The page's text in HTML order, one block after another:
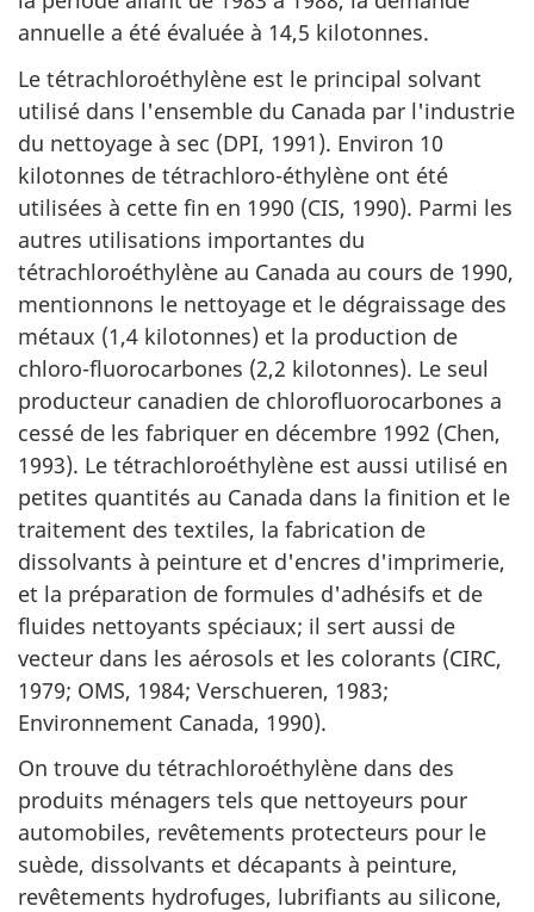
annuelle a été évaluée à 14,5 kilotonnes.
Le tétrachloroéthylène est le principal solvant
utilisé dans l'ensemble du Canada par l'industrie
du nettoyage à sec (DPI, 1991). Environ 10
kilotonnes de tétrachloro-éthylène ont été
utilisées à cette fin en 1990 (CIS, 1990). Parmi les
autres utilisations importantes du
tétrachloroéthylène au Canada au cours de 1990,
mentionnons le nettoyage et le dégraissage des
métaux (1,4 kilotonnes) et la production de
chloro-fluorocarbones (2,2 kilotonnes). Le seul
producteur canadien de chlorofluorocarbones a
cessé de les fabriquer en décembre 1992 (Chen,
1993). Le tétrachloroéthylène est aussi utilisé en
petites quantités au Canada dans la finition et le
traitement des textiles, la fabrication de
dissolvants à peinture et d'encres d'imprimerie,
et la préparation de formules d'adhésifs et de
fluides nettoyants spéciaux; il sert aussi de
vecteur dans les aérosols et les colorants (CIRC,
1979; OMS, 1984; Verschueren, 1983;
Environnement Canada, 1990).
On trouve du tétrachloroéthylène dans des
produits ménagers tels que nettoyeurs pour
automobiles, revêtements protecteurs pour le
suède, dissolvants et décapants à peinture,
revêtements hydrofuges, lubrifiants au silicone,